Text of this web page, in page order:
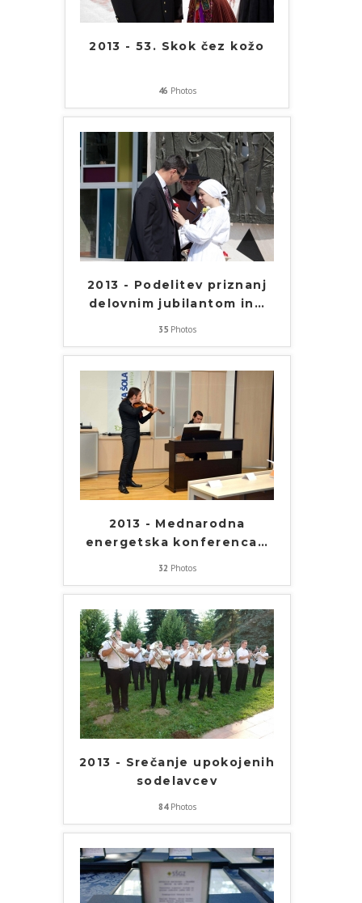
2013 - 53. Skok čez kožo
46 Photos
2013 - Podelitev priznanj
delovnim jubilantom in …
35Photos
2013 - Mednarodna
energetska konferenca…
32 Photos
2013 - Srečanje upokojenih
sodelavcev
84Photos